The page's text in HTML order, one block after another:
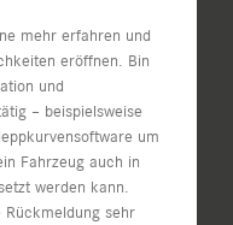
mehr erfahren und
eröffnen. Bin
und
– beispielsweise
um
Fahrzeug auch in
werden kann.
sehr